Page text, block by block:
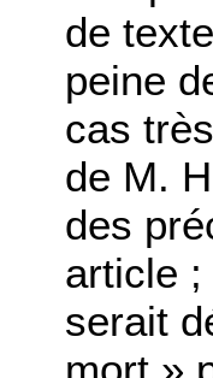
de
peine
cas
de M.
des
article
serait
mort »